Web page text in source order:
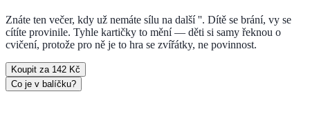
Znáte ten večer, kdy už nemáte sílu na další ''. Dítě se brání, vy se
cítíte provinile. Tyhle kartičky to mění — děti si samy řeknou o
cvičení, protože pro ně je to hra se zvířátky, ne povinnost.
Koupit za 142 Kč
Co je v balíčku?